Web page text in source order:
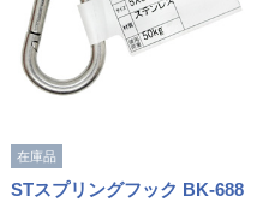
在庫品
STスプリングフック BK-688